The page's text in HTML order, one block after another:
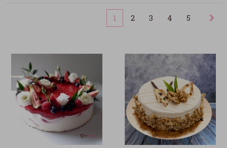
1 2 3 4 5